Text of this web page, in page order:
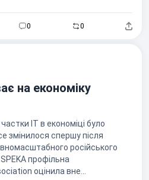
0 0
на економіку
IT в економіці було
змінилося спершу після
російського
профільна
оцінила вне...